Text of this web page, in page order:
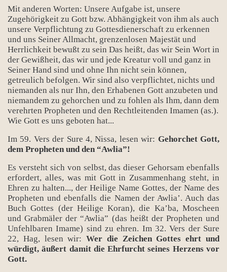
Mit anderen Worten: Unsere Aufgabe ist, unsere
Zugehörigkeit zu Gott bzw. Abhängigkeit von ihm als auch
unsere Verpflichtung zu Gottesdienerschaft zu erkennen
und uns Seiner Allmacht, grenzenlosen Majestät und
Herrlichkeit bewußt zu sein Das heißt, das wir Sein Wort in
der Gewißheit, das wir und jede Kreatur voll und ganz in
Seiner Hand sind und ohne Ihn nicht sein können,
getreulich befolgen. Wir sind also verpflichtet, nichts und
niemanden als nur Ihn, den Erhabenen Gott anzubeten und
niemandem zu gehorchen und zu fohlen als Ihm, dann dem
verehrten Propheten und den Rechtleitenden Imamen (as.).
Wie Gott es uns geboten hat...
Im 59. Vers der Sure 4, Nissa, lesen wir: Gehorchet Gott,
dem Propheten und den “Awlia”!
Es versteht sich von selbst, das dieser Gehorsam ebenfalls
erfordert, alles, was mit Gott in Zusammenhang steht, in
Ehren zu halten..., der Heilige Name Gottes, der Name des
Propheten und ebenfalls die Namen der Awlia’. Auch das
Buch Gottes (der Heilige Koran), die Ka’ba, Moscheen
und Grabmäler der “Awlia” (das heißt der Propheten und
Unfehlbaren Imame) sind zu ehren. Im 32. Vers der Sure
22, Hag, lesen wir:Wer die Zeichen Gottes ehrt und
würdigt, äußert damit die Ehrfurcht seines Herzens vor
Gott.